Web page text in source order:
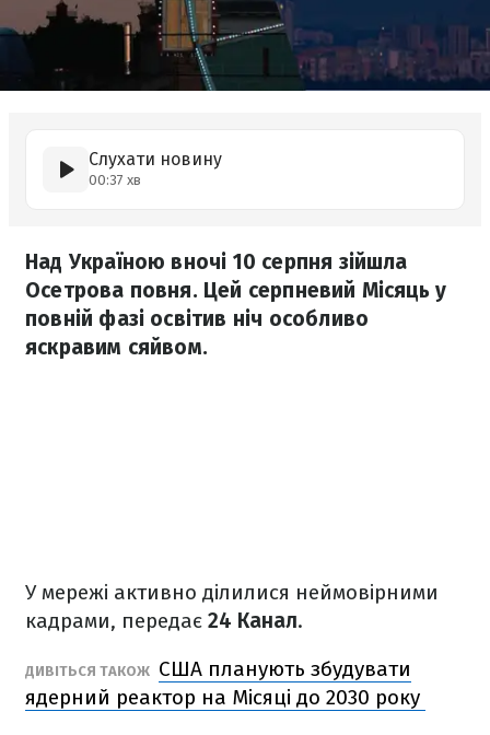
Слухати новину
00:37 хв
Над Україною вночі 10 серпня зійшла
Осетрова повня. Цей серпневий Місяць у
повній фазі освітив ніч особливо
яскравим сяйвом.
У мережі активно ділилися неймовірними
кадрами, передає 24 Канал.
ДИВІТЬСЯ ТАКОЖ США планують збудувати
ядерний реактор на Місяці до 2030 року